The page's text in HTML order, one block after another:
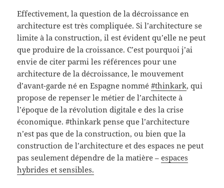
Effectivement, la question de la décroissance en
architecture est très compliquée. Si l’architecture se
limite à la construction, il est évident qu’elle ne peut
que produire de la croissance. C’est pourquoi j’ai
envie de citer parmi les références pour une
architecture de la décroissance, le mouvement
d’avant-garde né en Espagne nommé#thinkark, qui
propose de repenser le métier de l’architecte à
l’époque de la révolution digitale e des la crise
économique. #thinkark pense que l’architecture
n’est pas que de la construction, ou bien que la
construction de l’architecture et des espaces ne peut
pas seulement dépendre de la matière –espaces
hybrides et sensibles.